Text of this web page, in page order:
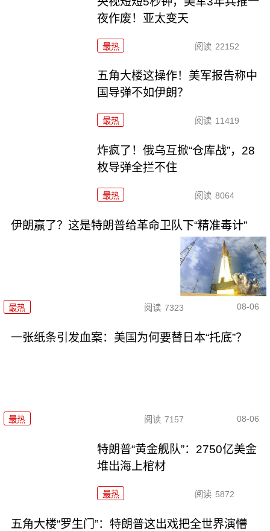
夜作废！亚太变天
最热 阅读 22152
五角大楼这操作！美军报告称中
国导弹不如伊朗？
最热 阅读 11419
炸疯了！俄乌互掀“仓库战”，28
枚导弹全拦不住
最热 阅读 8064
伊朗赢了？这是特朗普给革命卫队下“精准毒计”
最热 阅读 7323 08-06
一张纸条引发血案：美国为何要替日本“托底”？
最热 阅读 7157 08-06
特朗普“黄金舰队”：2750亿美金
堆出海上棺材
最热 阅读 5872
五角大楼“罗生门”：特朗普这出戏把全世界演懵